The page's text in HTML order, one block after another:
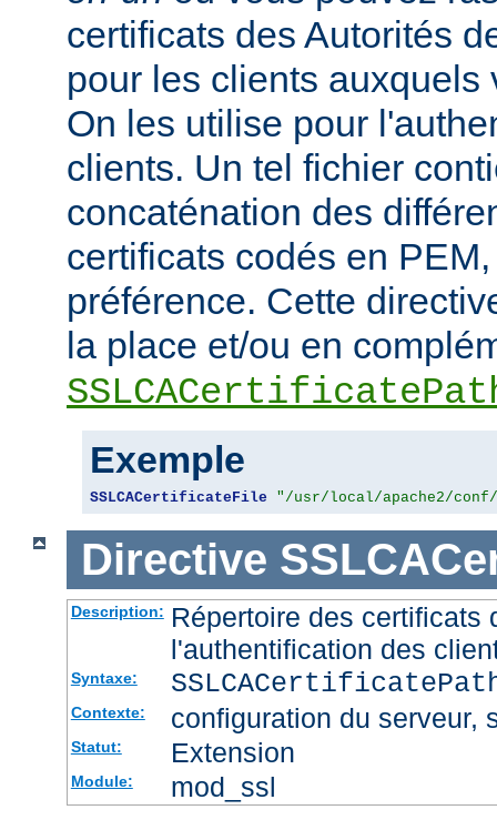
certificats des Autorités
pour les clients auxquels
On les utilise pour
clients. Un tel fichier
concaténation des
certificats codés en
préférence. Cette
la place et/ou en
Exemple
SSLCACertificateFile "/usr/local/apache2/
Directive
Description: Répertoire des certificats
l'authentification des
Syntaxe:
Contexte: configuration du serveur,
Statut: Extension
Module: mod_ssl